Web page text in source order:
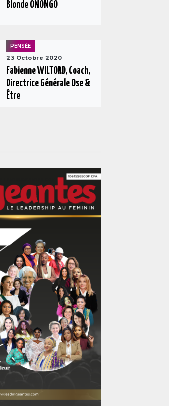
Blonde ONONGO
PENSÉE
23 Octobre 2020
Fabienne WILTORD, Coach,
Directrice Générale Ose &
Être